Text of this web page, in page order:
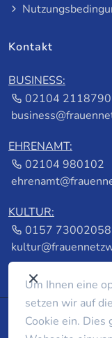
Kontakt
BUSINESS:
02104 2118790
EHRENAMT:
02104 980102
KULTUR:
0157 73002058
© 2026
Um Ihnen eine
setzen wir auf
Cookie ein. Dies